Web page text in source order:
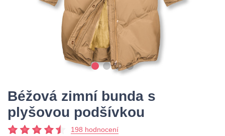
Béžová zimní bunda s
plyšovou podšívkou
198 hodnocení